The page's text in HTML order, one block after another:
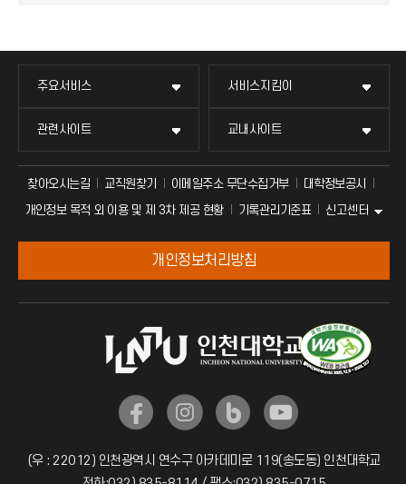
주요서비스 서비스지킴이
관련사이트 교내사이트
찾아오시는길 교직원찾기 이메일주소 무단수집거부
대학정보공시
개인정보 목적 외 이용 및 제 3차 제공 현황
기록관리기준표 신고센터
개인정보처리방침
(우 : 22012) 인천광역시 연수구 아카데미로 119(송도동) 인천대학교